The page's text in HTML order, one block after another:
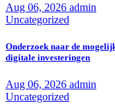
Aug 06, 2026 admin
Uncategorized
Onderzoek naar de
digitale investeringen
Aug 06, 2026 admin
Uncategorized